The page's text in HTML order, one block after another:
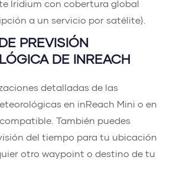
Iridium con cobertura global
a un servicio por satélite).
PREVISIÓN
DE INREACH
detalladas de las
en inReach Mini o en
También puedes
del tiempo para tu ubicación
otro waypoint o destino de tu